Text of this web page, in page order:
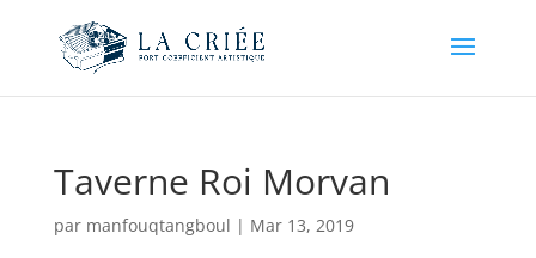
Taverne Roi Morvan
par manfouqtangboul | Mar 13, 2019